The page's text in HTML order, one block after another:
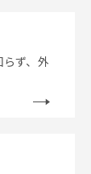
ず、外